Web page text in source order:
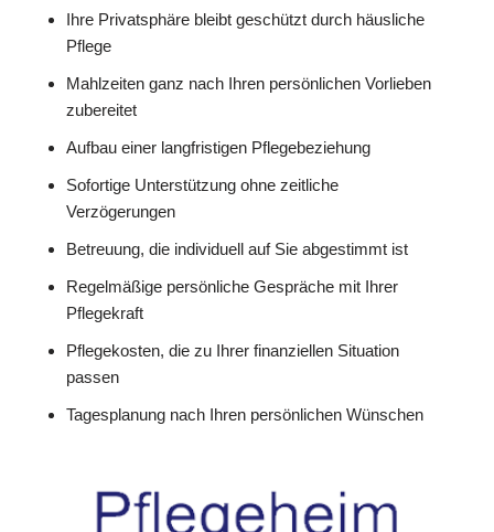
Ihre Privatsphäre bleibt geschützt durch häusliche
Pflege
Mahlzeiten ganz nach Ihren persönlichen Vorlieben
zubereitet
Aufbau einer langfristigen Pflegebeziehung
Sofortige Unterstützung ohne zeitliche
Verzögerungen
Betreuung, die individuell auf Sie abgestimmt ist
Regelmäßige persönliche Gespräche mit Ihrer
Pflegekraft
Pflegekosten, die zu Ihrer finanziellen Situation
passen
Tagesplanung nach Ihren persönlichen Wünschen